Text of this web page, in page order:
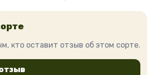
кто оставит отзыв об этом сорте.